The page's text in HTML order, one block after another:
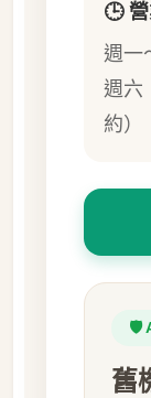
🕒
週一
週六
約）
🛡️
舊